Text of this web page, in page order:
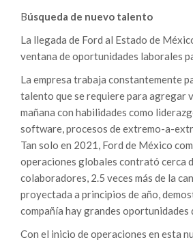
Búsqueda de nuevo talento
La llegada de Ford al Estado de
ventana de oportunidades laborales
La empresa trabaja constantemente
talento que se requiere para agregar
mañana con habilidades como
software, procesos de extremo-a-
Tan solo en 2021, Ford de México
operaciones globales contrató cerca
colaboradores, 2.5 veces más de la
proyectada a principios de año,
compañía hay grandes oportunidades
Con el inicio de operaciones en esta